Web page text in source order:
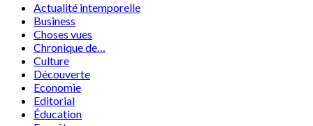
Actualité intemporelle
Business
Choses vues
Chronique de…
Culture
Découverte
Economie
Editorial
Éducation